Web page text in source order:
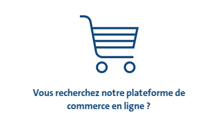
Vous recherchez notre plateforme de
commerce en ligne ?